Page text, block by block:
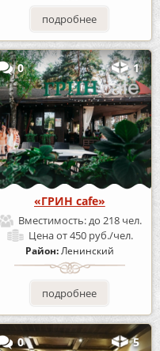
подробнее
0 1
«ГРИН cafe»
Вместимость:до 218 чел.
Ценаот 450 руб./чел.
Район:Ленинский
подробнее
0 5